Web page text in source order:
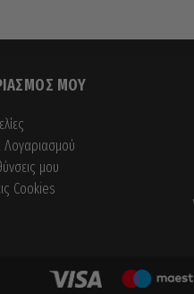
ΜΟΥ
Λογαριασμού
μου
Cookies